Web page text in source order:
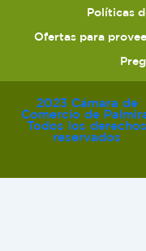
Políticas
Ofertas para
2023 Cámara de
Comercio de
Todos los derechos
reservados